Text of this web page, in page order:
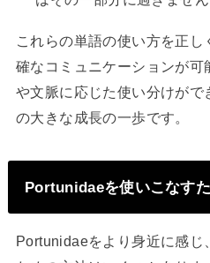
これらの単語の使い方を正
確なコミュニケーションが
や文脈に応じた使い分けがで
の大きな成長の一歩です。
Portunidaeを使いこなす
Portunidaeをより身近に感じ